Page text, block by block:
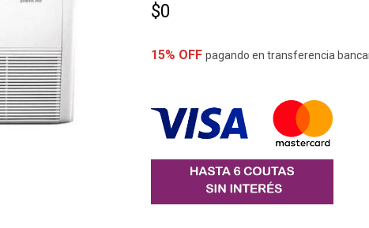
$0
15% OFF pagando en transferencia